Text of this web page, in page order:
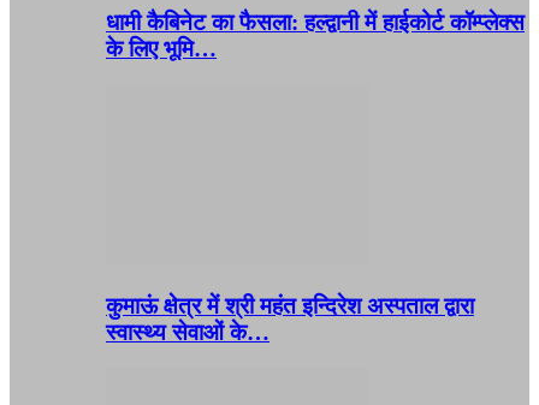
धामी कैबिनेट का फैसला: हल्द्वानी में हाईकोर्ट कॉम्प्लेक्स
के लिए भूमि…
कुमाऊं क्षेत्र में श्री महंत इन्दिरेश अस्पताल द्वारा
स्वास्थ्य सेवाओं के…